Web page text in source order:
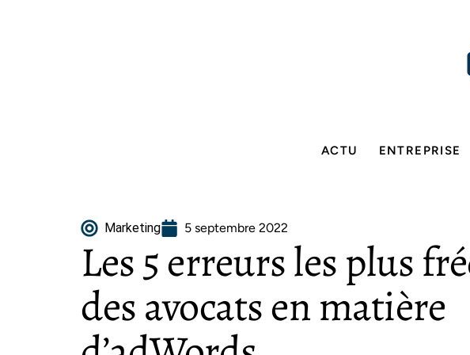
ACTU ENTREPRISE
Marketing 5 septembre 2022
Les 5 erreurs les plus
des avocats en matière